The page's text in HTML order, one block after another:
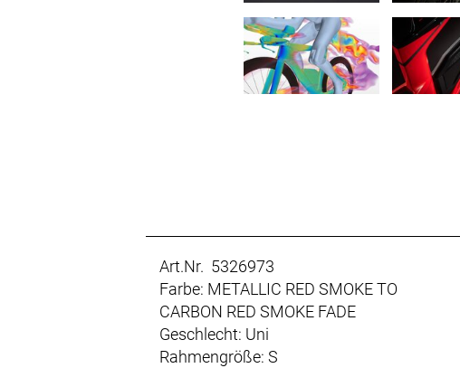
Art.Nr. 5326973
Farbe: METALLIC RED SMOKE TO
CARBON RED SMOKE FADE
Geschlecht: Uni
Rahmengröße: S